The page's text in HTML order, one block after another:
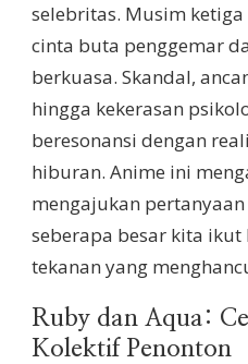
selebritas. Musim
cinta buta penggemar
berkuasa. Skandal,
hingga kekerasan
beresonansi dengan
hiburan. Anime ini
mengajukan
seberapa besar kita
tekanan yang
Ruby dan Aqua:
Kolektif Penonton